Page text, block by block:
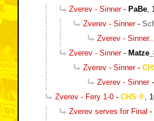
Zverev - Sinner- PaBe,
Zverev - Sinner-
Zverev -
Zverev - Sinner-
Zverev - Sinner-
Zverev - Sinner-
Zverev - Fery 1-0 - CHS ,
Zverev serves for Final -